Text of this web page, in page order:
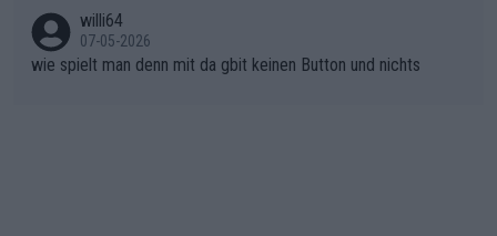
n)
willi64
07-05-2026
wie spielt man denn mit da gbit keinen Button und nichts